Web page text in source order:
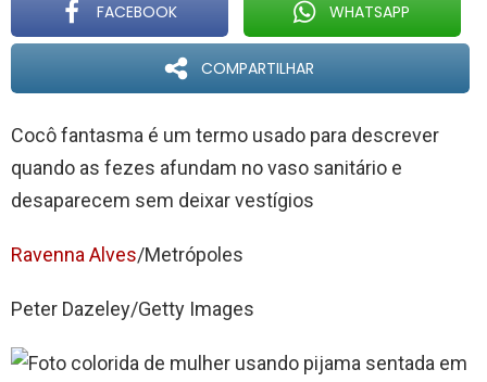
FACEBOOK WHATSAPP
COMPARTILHAR
Cocô fantasma é um termo usado para descrever
quando as fezes afundam no vaso sanitário e
desaparecem sem deixar vestígios
Ravenna Alves/Metrópoles
Peter Dazeley/Getty Images